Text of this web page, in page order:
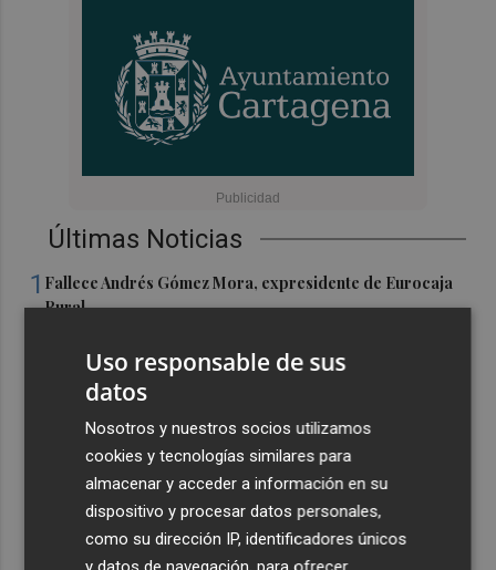
Últimas Noticias
1 Fallece Andrés Gómez Mora, expresidente de Eurocaja
Rural
Abanilla se alía con Mempleo para facilitar la movilidad
de personas mayores y dependientes
por redes a una nueva entrada masiva el 15 de agosto
El futuro centro para mayores del barrio de Sant Antoni
ofrecerá 100 plazas y una "programación activa"
El queso de Murcia al vino 'Tío Resti', elaborado en
Uso responsable de sus
datos
Nosotros y nuestros socios utilizamos
cookies y tecnologías similares para
almacenar y acceder a información en su
dispositivo y procesar datos personales,
como su dirección IP, identificadores únicos